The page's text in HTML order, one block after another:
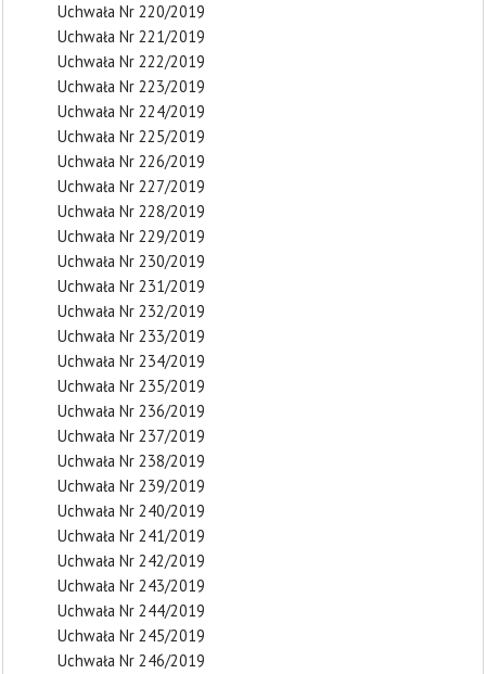
Uchwała Nr 220/2019
Uchwała Nr 221/2019
Uchwała Nr 222/2019
Uchwała Nr 223/2019
Uchwała Nr 224/2019
Uchwała Nr 225/2019
Uchwała Nr 226/2019
Uchwała Nr 227/2019
Uchwała Nr 228/2019
Uchwała Nr 229/2019
Uchwała Nr 230/2019
Uchwała Nr 231/2019
Uchwała Nr 232/2019
Uchwała Nr 233/2019
Uchwała Nr 234/2019
Uchwała Nr 235/2019
Uchwała Nr 236/2019
Uchwała Nr 237/2019
Uchwała Nr 238/2019
Uchwała Nr 239/2019
Uchwała Nr 240/2019
Uchwała Nr 241/2019
Uchwała Nr 242/2019
Uchwała Nr 243/2019
Uchwała Nr 244/2019
Uchwała Nr 245/2019
Uchwała Nr 246/2019